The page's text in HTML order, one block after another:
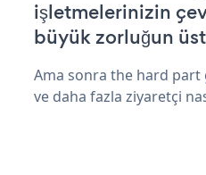
işletmelerinizin
büyük zorluğun
Ama sonra the hard part
ve daha fazla ziyaretçi